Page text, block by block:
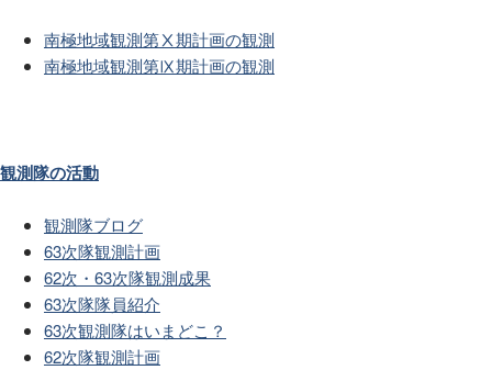
南極地域観測第Ⅹ期計画の観測
南極地域観測第Ⅸ期計画の観測
観測隊の活動
観測隊ブログ
63次隊観測計画
62次・63次隊観測成果
63次隊隊員紹介
63次観測隊はいまどこ？
62次隊観測計画